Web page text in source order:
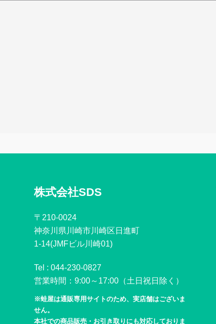
株式会社SDS
〒210-0024
神奈川県川崎市川崎区日進町
1-14(JMFビル川崎01)
Tel :044-230-0827
営業時間：9:00～17:00（土日祝日除く）
※蛙屋は通販専用サイトのため、実店舗はございま
せん。
本社での商品販売・お引き取りにも対応しておりま